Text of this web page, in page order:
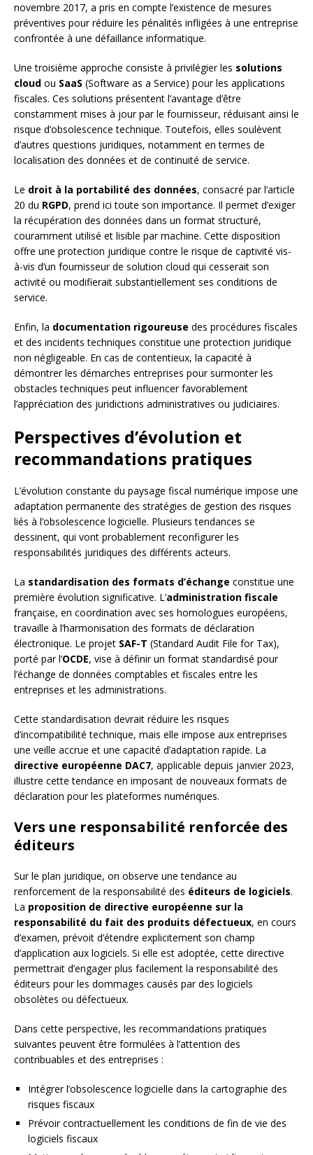
novembre 2017, a pris en compte l’existence de mesures
préventives pour réduire les pénalités infligées à une entreprise
confrontée à une défaillance informatique.
Une troisième approche consiste à privilégier les solutions
cloud ou SaaS (Software as a Service) pour les applications
fiscales. Ces solutions présentent l’avantage d’être
constamment mises à jour par le fournisseur, réduisant ainsi le
risque d’obsolescence technique. Toutefois, elles soulèvent
d’autres questions juridiques, notamment en termes de
localisation des données et de continuité de service.
Le droit à la portabilité des données, consacré par l’article
20 du RGPD, prend ici toute son importance. Il permet d’exiger
la récupération des données dans un format structuré,
couramment utilisé et lisible par machine. Cette disposition
offre une protection juridique contre le risque de captivité vis-
à-vis d’un fournisseur de solution cloud qui cesserait son
activité ou modifierait substantiellement ses conditions de
service.
Enfin, la documentation rigoureuse des procédures fiscales
et des incidents techniques constitue une protection juridique
non négligeable. En cas de contentieux, la capacité à
démontrer les démarches entreprises pour surmonter les
obstacles techniques peut influencer favorablement
l’appréciation des juridictions administratives ou judiciaires.
Perspectives d’évolution et
recommandations pratiques
L’évolution constante du paysage fiscal numérique impose une
adaptation permanente des stratégies de gestion des risques
liés à l’obsolescence logicielle. Plusieurs tendances se
dessinent, qui vont probablement reconfigurer les
responsabilités juridiques des différents acteurs.
La standardisation des formats d’échange constitue une
première évolution significative. L’administration fiscale
française, en coordination avec ses homologues européens,
travaille à l’harmonisation des formats de déclaration
électronique. Le projet SAF-T (Standard Audit File for Tax),
porté par l’OCDE, vise à définir un format standardisé pour
l’échange de données comptables et fiscales entre les
entreprises et les administrations.
Cette standardisation devrait réduire les risques
d’incompatibilité technique, mais elle impose aux entreprises
une veille accrue et une capacité d’adaptation rapide. La
directive européenne DAC7, applicable depuis janvier 2023,
illustre cette tendance en imposant de nouveaux formats de
déclaration pour les plateformes numériques.
Vers une responsabilité renforcée des
éditeurs
Sur le plan juridique, on observe une tendance au
renforcement de la responsabilité des éditeurs de logiciels.
La proposition de directive européenne sur la
responsabilité du fait des produits défectueux, en cours
d’examen, prévoit d’étendre explicitement son champ
d’application aux logiciels. Si elle est adoptée, cette directive
permettrait d’engager plus facilement la responsabilité des
éditeurs pour les dommages causés par des logiciels
obsolètes ou défectueux.
Dans cette perspective, les recommandations pratiques
suivantes peuvent être formulées à l’attention des
contribuables et des entreprises :
Intégrer l’obsolescence logicielle dans la cartographie des
risques fiscaux
Prévoir contractuellement les conditions de fin de vie des
logiciels fiscaux